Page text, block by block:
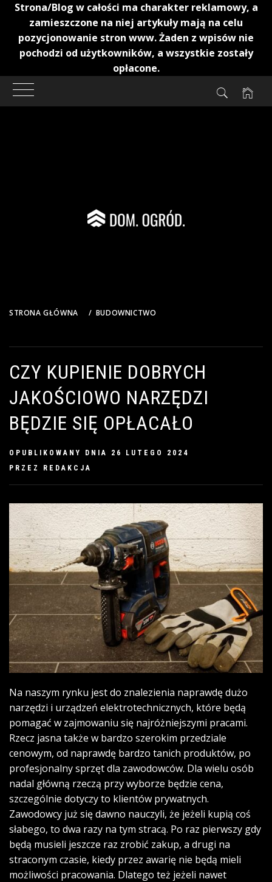
Strona/Blog w całości ma charakter reklamowy, a
zamieszczone na niej artykuły mają na celu
pozycjonowanie stron www. Żaden z wpisów nie
pochodzi od użytkowników, a wszystkie zostały
opłacone.
STRONA GŁÓWNA
BUDOWNICTWO
CZY KUPIENIE DOBRYCH
JAKOŚCIOWO NARZĘDZI
BĘDZIE SIĘ OPŁACAŁO
OPUBLIKOWANY DNIA 26 LUTEGO 2024
PRZEZ
REDAKCJA
Na naszym rynku jest do znalezienia naprawdę dużo
narzędzi i urządzeń elektrotechnicznych, które będą
pomagać w zajmowaniu się najróżniejszymi pracami.
Rzecz jasna także w bardzo szerokim przedziale
cenowym, od naprawdę bardzo tanich produktów, po
profesjonalny sprzęt dla zawodowców. Dla wielu osób
nadal główną rzeczą przy wyborze będzie cena,
szczególnie dotyczy to klientów prywatnych.
Zawodowcy już się dawno nauczyli, że jeżeli kupią coś
słabego, to dwa razy na tym stracą. Po raz pierwszy gdy
będą musieli jeszcze raz zrobić zakup, a drugi na
straconym czasie, kiedy przez awarię nie będą mieli
możliwości pracowania. Dlatego też jeżeli nawet